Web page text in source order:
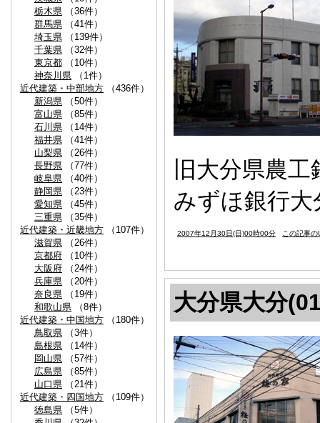
栃木県 （36件）
群馬県 （41件）
埼玉県 （139件）
千葉県 （32件）
東京都 （10件）
神奈川県 （1件）
近代建築・中部地方 （436件）
新潟県 （50件）
富山県 （85件）
石川県 （14件）
福井県 （41件）
山梨県 （26件）
長野県 （77件）
岐阜県 （40件）
静岡県 （23件）
愛知県 （45件）
三重県 （35件）
近代建築・近畿地方 （107件）
滋賀県 （26件）
京都府 （10件）
大阪府 （24件）
兵庫県 （20件）
奈良県 （19件）
和歌山県 （8件）
近代建築・中国地方 （180件）
鳥取県 （3件）
島根県 （14件）
岡山県 （57件）
広島県 （85件）
山口県 （21件）
近代建築・四国地方 （109件）
徳島県 （5件）
旧大分県農
みずほ銀行
2007年12月30日(日)00時00分 この記事の
大分県大分